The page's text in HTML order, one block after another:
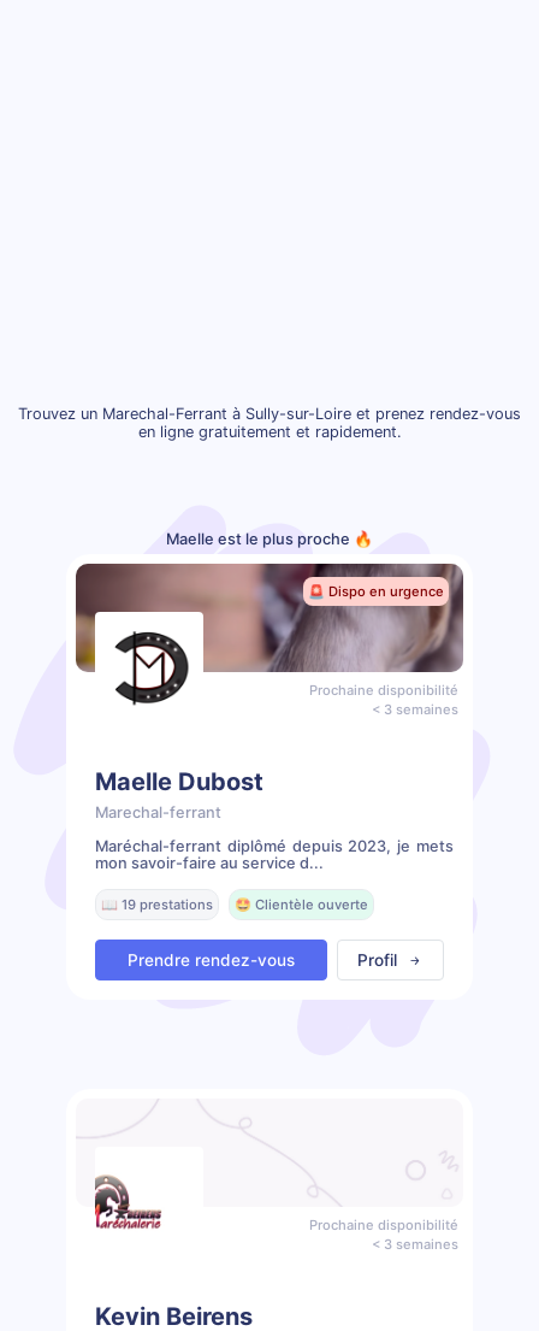
Trouvez un Marechal-Ferrant à Sully-sur-Loire et prenez rendez-vous
en ligne gratuitement et rapidement.
Maelle est le plus proche 🔥
🚨 Dispo en urgence
Prochaine disponibilité
< 3 semaines
Maelle Dubost
Marechal-ferrant
Maréchal-ferrant diplômé depuis 2023, je mets
mon savoir-faire au service d...
📖 19 prestations 🤩 Clientèle ouverte
Prendre rendez-vous Profil
Prochaine disponibilité
< 3 semaines
Kevin Beirens